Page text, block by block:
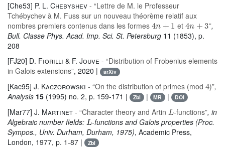
[Che53] P. L. Chebyshev - “Lettre de M. le Professeur
Tchébychev à M. Fuss sur un nouveau théorème relatif aux
nombres premiers contenus dans les formes 4n+ 1 et 4n+ ”,
Bull. Classe Phys. Acad. Imp. Sci. St. Petersburg 11 (1853), p.
208
[FJ20] D. Fiorilli & F. Jouve - “Distribution of Frobenius elements
in Galois extensions”, 2020 | arXiv
[Kac95] J. Kaczorowski - “On the distribution of primes (mod )”,
Analysis 15 (1995) no. 2, p. 159-171 | Zbl | MR | DOI
[Mar77] J. Martinet - “Character theory and Artin -functions”, in
Algebraic number fields: L-functions and Galois properties (Proc.
Sympos., Univ. Durham, Durham, 1975), Academic Press,
London, 1977, p. 1-87 |
Zbl